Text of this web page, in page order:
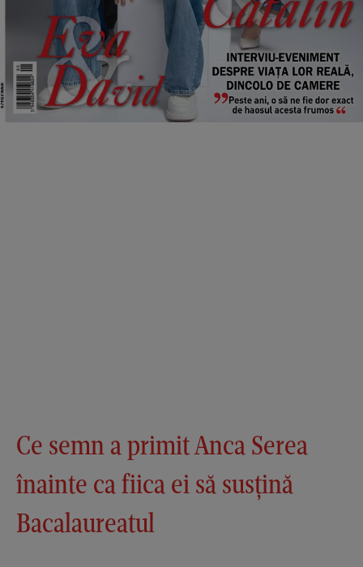
Ce semn a primit Anca Serea
înainte ca fiica ei să susțină
Bacalaureatul